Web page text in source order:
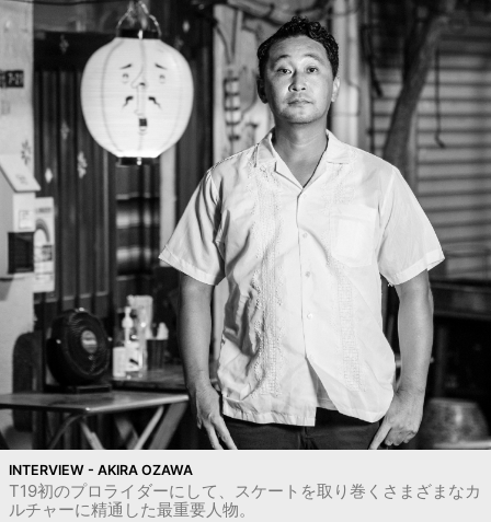
INTERVIEW - AKIRA OZAWA
T19初のプロライダーにして、スケートを取り巻くさまざまなカ
ルチャーに精通した最重要人物。